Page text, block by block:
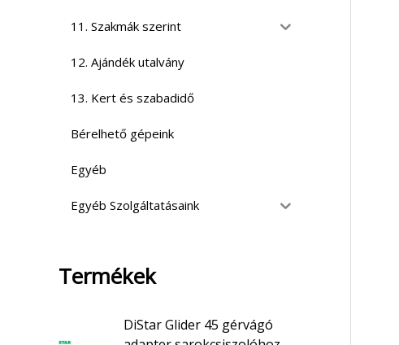
11. Szakmák szerint
12. Ajándék utalvány
13. Kert és szabadidő
Bérelhető gépeink
Egyéb
Egyéb Szolgáltatásaink
Termékek
DiStar Glider 45 gérvágó